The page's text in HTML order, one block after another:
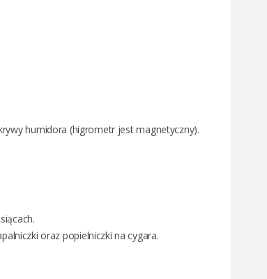
humidora (higrometr jest magnetyczny).
oraz popielniczki na cygara.